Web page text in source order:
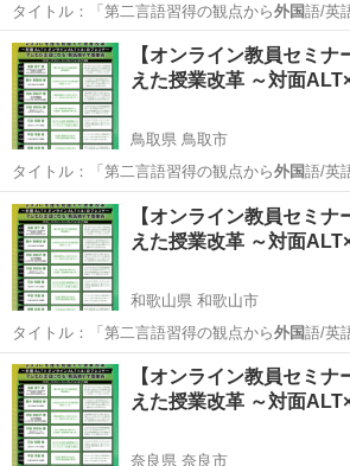
タイトル：「第二言語習得の観点から外国語/英
容：203…
島根 松江市 セミナー オンライン
【オンライン教員セミ
えた授業改革 ～対面
鳥取県 鳥取市
タイトル：「第二言語習得の観点から外国語/英
容：203…
鳥取 鳥取市 セミナー
【オンライン教員セミ
えた授業改革 ～対面
和歌山県 和歌山市
タイトル：「第二言語習得の観点から外国語/英
容：203…
和歌山 和歌山市 セミナー オンライン
【オンライン教員セミ
えた授業改革 ～対面
奈良県 奈良市